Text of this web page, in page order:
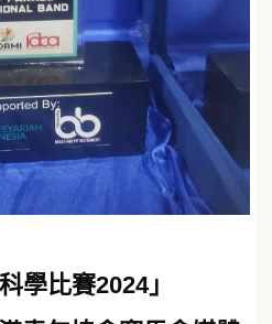
學比賽2024」